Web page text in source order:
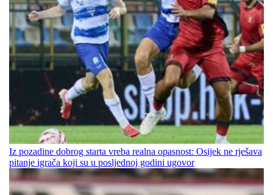
Iz pozadine dobrog starta vreba realna opasnost: Osijek ne rješava
pitanje igrača koji su u posljednoj godini ugovor